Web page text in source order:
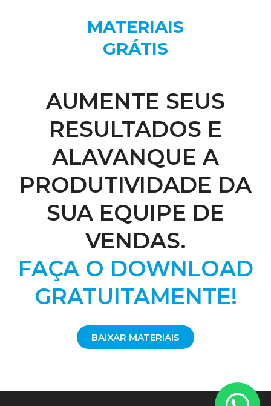
MATERIAIS
GRÁTIS
AUMENTE SEUS
RESULTADOS E
ALAVANQUE A
PRODUTIVIDADE DA
SUA EQUIPE DE
VENDAS.
FAÇA O DOWNLOAD
GRATUITAMENTE!
BAIXAR MATERIAIS